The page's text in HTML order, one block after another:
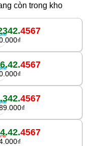
còn trong kho
4567
4567
4567
4567